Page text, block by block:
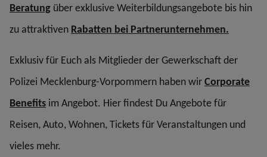
Beratung über exklusive Weiterbildungsangebote bis hin
zu attraktiven Rabatten bei Partnerunternehmen.
Exklusiv für Euch als Mitglieder der Gewerkschaft der
Polizei Mecklenburg-Vorpommern haben wirCorporate
Benefits im Angebot. Hier findest Du Angebote für
Reisen, Auto, Wohnen, Tickets für Veranstaltungen und
vieles mehr.